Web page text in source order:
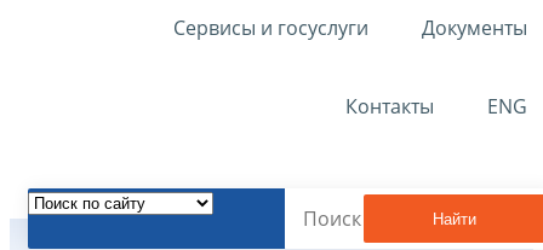
Сервисы и госуслуги Документы
Контакты ENG
Найти